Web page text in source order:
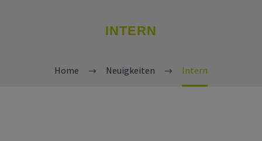
INTERN
Home Neuigkeiten Intern